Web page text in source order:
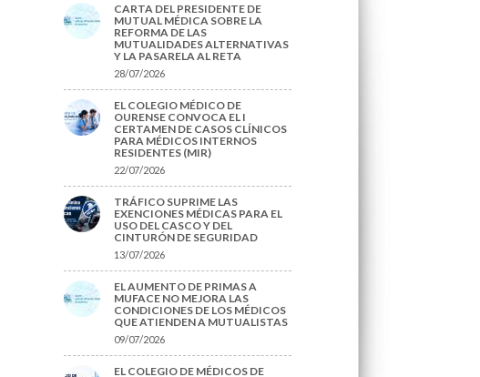
CARTA DEL PRESIDENTE DE
MUTUAL MÉDICA SOBRE LA
REFORMA DE LAS
MUTUALIDADES ALTERNATIVAS
Y LA PASARELA AL RETA
28/07/2026
EL COLEGIO MÉDICO DE
OURENSE CONVOCA EL I
CERTAMEN DE CASOS CLÍNICOS
PARA MÉDICOS INTERNOS
RESIDENTES (MIR)
22/07/2026
TRÁFICO SUPRIME LAS
EXENCIONES MÉDICAS PARA EL
USO DEL CASCO Y DEL
CINTURÓN DE SEGURIDAD
13/07/2026
EL AUMENTO DE PRIMAS A
MUFACE NO MEJORA LAS
CONDICIONES DE LOS MÉDICOS
QUE ATIENDEN A MUTUALISTAS
09/07/2026
EL COLEGIO DE MÉDICOS DE